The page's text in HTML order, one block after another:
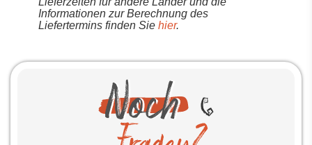
Informationen zur Berechnung des
Liefertermins finden Sie hier.